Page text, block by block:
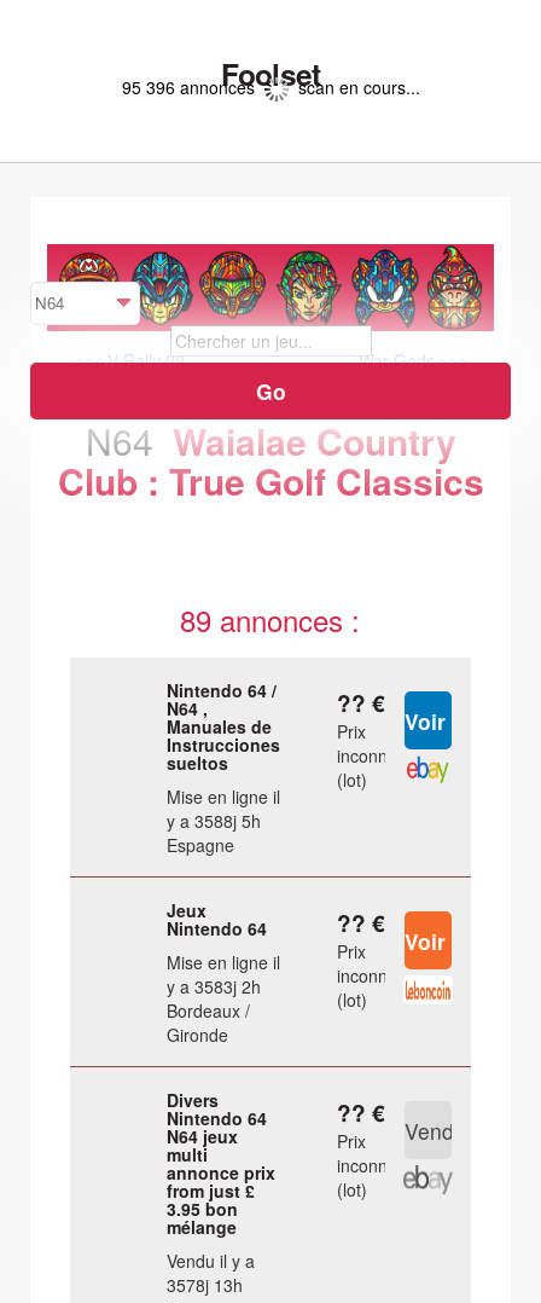
Foolset
95 396 annonces scan en cours...
<<< V-Rally 99 War Gods >>>
N64 Waialae Country
Club : True Golf Classics
89 annonces :
Nintendo 64 /
N64 ,
Manuales de
Instrucciones
sueltos
Mise en ligne il
y a 3588j 5h
Espagne
?? €
Prix
inconnu
(lot)
Jeux
Nintendo 64
Mise en ligne il
y a 3583j 2h
Bordeaux /
Gironde
?? €
Prix
inconnu
(lot)
Divers
Nintendo 64
N64 jeux
multi
annonce prix
from just £
3.95 bon
mélange
Vendu il y a
3578j 13h
?? €
Prix
inconnu
(lot)